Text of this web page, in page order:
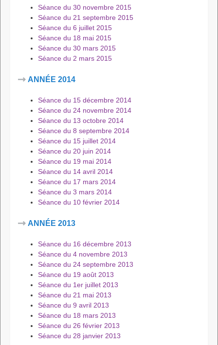
Séance du 30 novembre 2015
Séance du 21 septembre 2015
Séance du 6 juillet 2015
Séance du 18 mai 2015
Séance du 30 mars 2015
Séance du 2 mars 2015
ANNÉE 2014
Séance du 15 décembre 2014
Séance du 24 novembre 2014
Séance du 13 octobre 2014
Séance du 8 septembre 2014
Séance du 15 juillet 2014
Séance du 20 juin 2014
Séance du 19 mai 2014
Séance du 14 avril 2014
Séance du 17 mars 2014
Séance du 3 mars 2014
Séance du 10 février 2014
ANNÉE 2013
Séance du 16 décembre 2013
Séance du 4 novembre 2013
Séance du 24 septembre 2013
Séance du 19 août 2013
Séance du 1er juillet 2013
Séance du 21 mai 2013
Séance du 9 avril 2013
Séance du 18 mars 2013
Séance du 26 février 2013
Séance du 28 janvier 2013